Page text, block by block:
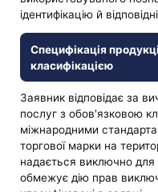
ідентифікацію й
Специфікація
класифікацією
Заявник відповідає за
послуг з обов'язковою
міжнародними
торгової марки на
надається виключно для
обмежує дію прав